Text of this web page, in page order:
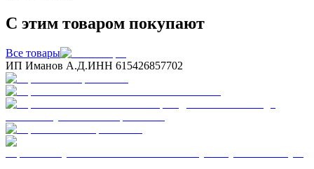
С этим товаром покупают
Все товары
ИП Иманов А.Д.ИНН 615426857702